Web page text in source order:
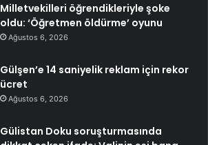
Milletvekilleri öğrendikleriyle şoke
oldu: ‘Öğretmen öldürme’ oyunu
Ağustos 6, 2026
Gülşen’e 14 saniyelik reklam için rekor
ücret
Ağustos 6, 2026
Gülistan Doku soruşturmasında